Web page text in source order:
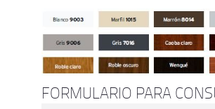
FORMULARIO PARA